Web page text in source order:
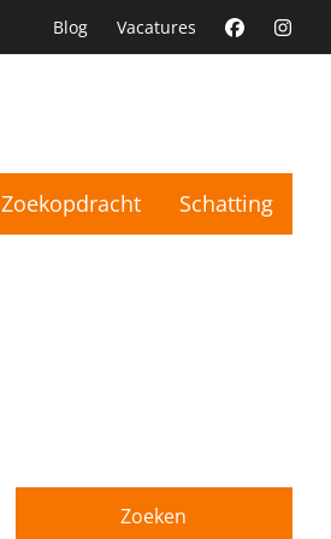
Blog Vacatures
Zoekopdracht Schatting
Zoeken